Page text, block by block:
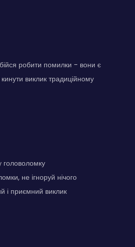
бійся робити помилки - вони є
виклик традиційному
головоломку
не ігноруй нічого
і приємний виклик